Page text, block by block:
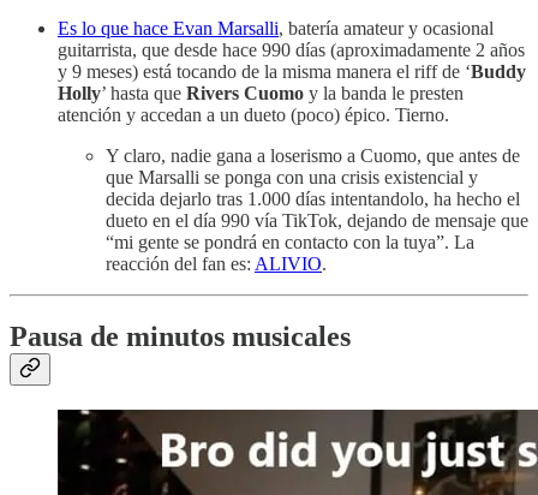
Es lo que hace Evan Marsalli, batería amateur y ocasional
guitarrista, que desde hace 990 días (aproximadamente 2 años
y 9 meses) está tocando de la misma manera el riff de ‘Buddy
Holly’ hasta que Rivers Cuomo y la banda le presten
atención y accedan a un dueto (poco) épico. Tierno.
Y claro, nadie gana a loserismo a Cuomo, que antes de
que Marsalli se ponga con una crisis existencial y
decida dejarlo tras 1.000 días intentandolo, ha hecho el
dueto en el día 990 vía TikTok, dejando de mensaje que
“mi gente se pondrá en contacto con la tuya”. La
reacción del fan es: ALIVIO.
Pausa de minutos musicales